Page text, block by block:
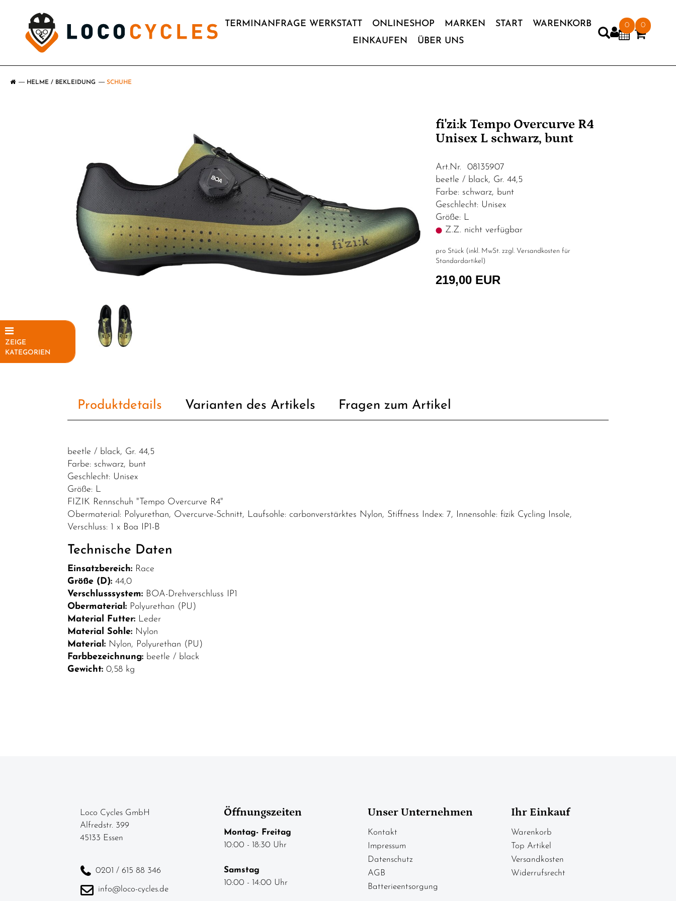
TERMINANFRAGE WERKSTATT ONLINESHOP MARKEN START
WARENKORB
EINKAUFEN
ÜBER UNS
0 0
HELME / BEKLEIDUNG SCHUHE
ZEIGE
KATEGORIEN
fi'zi:k Tempo Overcurve R4
Unisex L schwarz, bunt
Art.Nr. 08135907
beetle / black, Gr. 44,5
Farbe: schwarz, bunt
Geschlecht: Unisex
Größe: L
Z.Z. nicht verfügbar
pro Stück (inkl. MwSt. zzgl. Versandkosten für
Standardartikel )
219,00 EUR
Produktdetails Varianten des Artikels Fragen zum Artikel
beetle / black, Gr. 44,5
Farbe: schwarz, bunt
Geschlecht: Unisex
Größe: L
FIZIK Rennschuh "Tempo Overcurve R4"
Obermaterial: Polyurethan, Overcurve-Schnitt, Laufsohle: carbonverstärktes Nylon, Stiffness Index: 7, Innensohle: fizik Cycling Insole,
Verschluss: 1 x Boa IP1-B
Technische Daten
Einsatzbereich: Race
Größe (D): 44,0
Verschlusssystem: BOA-Drehverschluss IP1
Obermaterial: Polyurethan (PU)
Material Futter: Leder
Material Sohle: Nylon
Material: Nylon, Polyurethan (PU)
Farbbezeichnung: beetle / black
Gewicht: 0,58 kg
Loco Cycles GmbH
Alfredstr. 399
45133 Essen
0201 / 615 88 346
info@loco-cycles.de
Öffnungszeiten
Montag- Freitag
10:00 - 18:30 Uhr
Samstag
10:00 - 14:00 Uhr
Unser Unternehmen
Kontakt
Impressum
Datenschutz
AGB
Batterieentsorgung
Ihr Einkauf
Warenkorb
Top Artikel
Versandkosten
Widerrufsrecht